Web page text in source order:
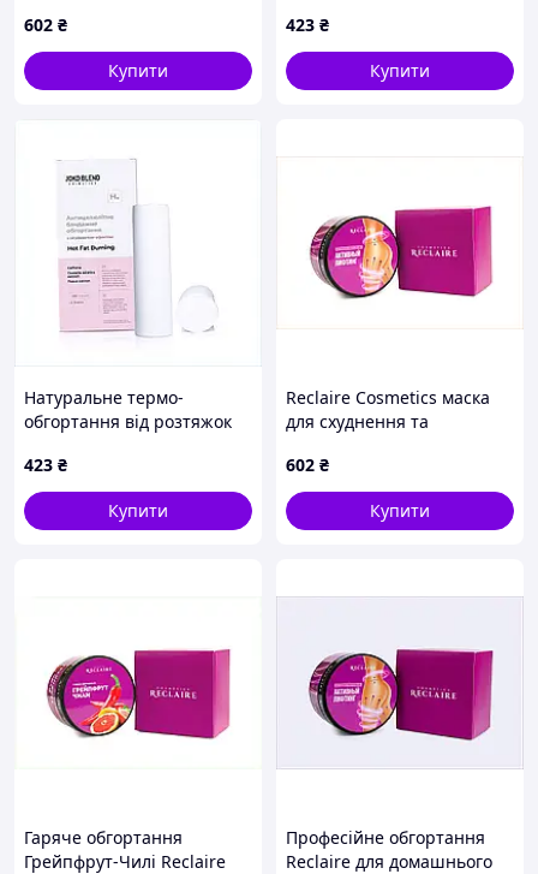
602 ₴
Купити
825387PH2
423 ₴
Купити
Натуральне термо-
обгортання від розтяжок
8253TM872
423 ₴
Купити
Reclaire Cosmetics маска
для схуднення та
602 ₴
Купити
Гаряче обгортання
Грейпфрут-Чилі Reclaire
Професійне обгортання
Reclaire для домашнього